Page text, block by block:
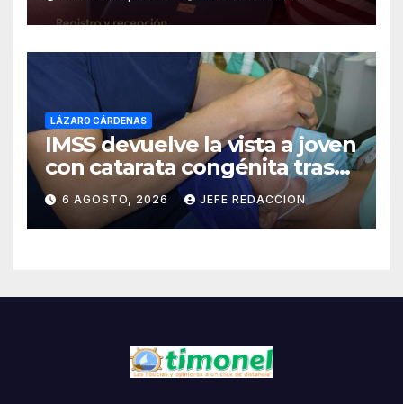
LÁZARO CÁRDENAS
IMSS devuelve la vista a joven
con catarata congénita tras
23 años de limitación visual
6 AGOSTO, 2026 JEFE REDACCION